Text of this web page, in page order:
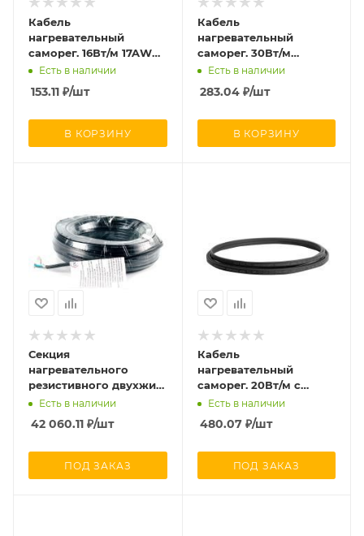
Кабель
нагревательный
саморег. 16Вт/м 17AWG
бытового применения
для стальных
трубопроводов
Extherm LXTC16-2
Есть в наличии
153.11 ₽/шт
В КОРЗИНУ
Кабель
нагревательный
саморег. 30Вт/м
строительного
применения (кровли;
трубы) термопласт
Есть в наличии
283.04₽/шт
В КОРЗИНУ
Секция
нагревательного
резистивного двухжил.
кабеля 30Вт/м 4200Вт
(площадки/кровли)
термопласт (дл.140м)
4200/30
Есть в наличии
42 060.11 ₽/шт
ПОД ЗАКАЗ
Кабель
нагревательный
саморег. 20Вт/м с
экраном 16 AWG
термопласт UV Ex
(200м) TOKOV
Есть в наличии
480.07₽/шт
ПОД ЗАКАЗ